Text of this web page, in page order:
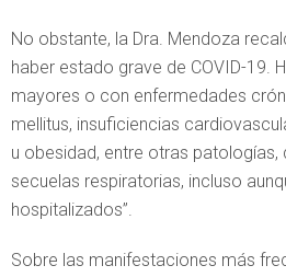
No obstante, la Dra. Mendoza
haber estado grave de COVID-19.
mayores o con enfermedades
mellitus, insuficiencias
u obesidad, entre otras patologías,
secuelas respiratorias, incluso
hospitalizados”.
Sobre las manifestaciones más